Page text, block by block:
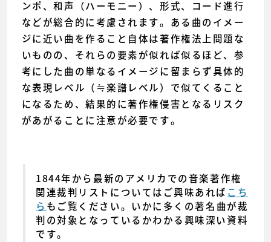
ンポ、和声（ハーモニー）、形式、コード進行
などが総合的に考慮されます。ある曲のイメー
ジに近い曲を作ること自体は著作権法上問題な
いものの、それらの要素が似れば似るほど、参
考にした曲の単なるイメージに留まらず具体的
な表現レベル（≒楽譜レベル）で似てくること
になるため、結果的に著作権侵害となるリスク
があがることに注意が必要です。
1844年から最新のアメリカでの音楽著作権
関連裁判リストについてはご興味あれば こち
ら もご覧ください。いかに多くの著名曲が裁
判の対象となっているかわかる興味深い資料
です。